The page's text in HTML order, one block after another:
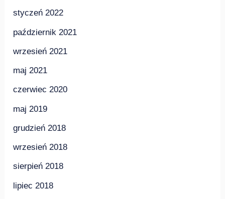
styczeń 2022
październik 2021
wrzesień 2021
maj 2021
czerwiec 2020
maj 2019
grudzień 2018
wrzesień 2018
sierpień 2018
lipiec 2018